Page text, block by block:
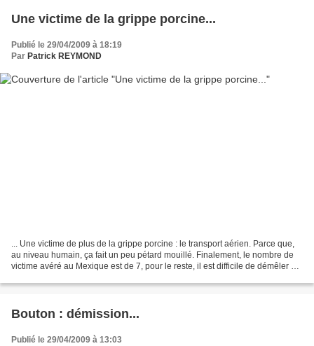
Une victime de la grippe porcine...
Publié le 29/04/2009 à 18:19
Par Patrick REYMOND
... Une victime de plus de la grippe porcine : le transport aérien. Parce que,
au niveau humain, ça fait un peu pétard mouillé. Finalement, le nombre de
victime avéré au Mexique est de 7, pour le reste, il est difficile de démêler ce
Bouton : démission...
Publié le 29/04/2009 à 13:03